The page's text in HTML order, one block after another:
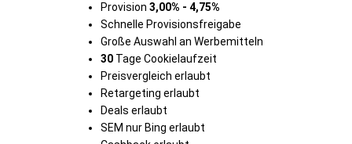
Provision 3,00% - 4,75%
Schnelle Provisionsfreigabe
Große Auswahl an Werbemitteln
30Tage Cookielaufzeit
Preisvergleich erlaubt
Retargeting erlaubt
Deals erlaubt
SEM nur Bing erlaubt